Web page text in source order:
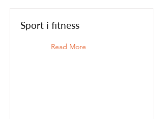
Sport i fitness
Read More